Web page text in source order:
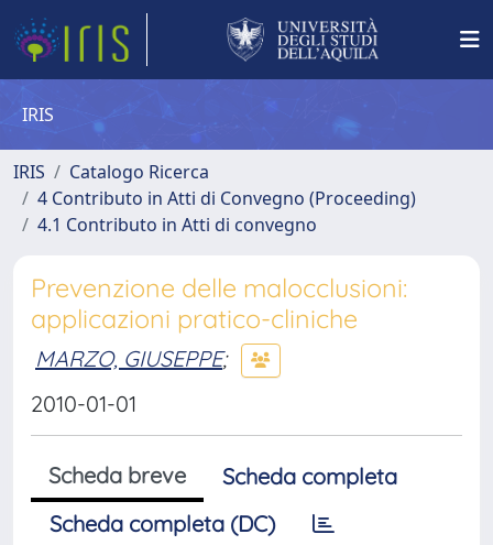
IRIS
IRIS
Catalogo Ricerca
4 Contributo in Atti di Convegno (Proceeding)
4.1 Contributo in Atti di convegno
Prevenzione delle malocclusioni:
applicazioni pratico-cliniche
MARZO, GIUSEPPE;
2010-01-01
Scheda breve
Scheda completa
Scheda completa (DC)